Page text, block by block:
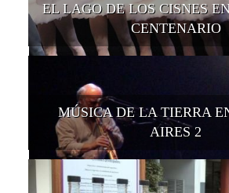
EL LAGO DE LOS CISNES
CENTENARIO
MÚSICA DE LA TIERRA
AIRES 2